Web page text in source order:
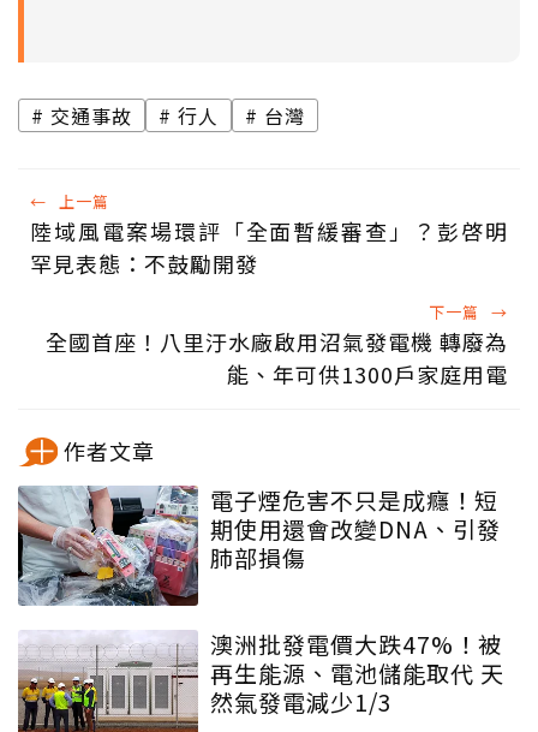
交通事故 行人 台灣
← 上一篇
陸域風電案場環評「全面暫緩審查」？彭啓明
罕見表態：不鼓勵開發
下一篇 →
全國首座！八里汙水廠啟用沼氣發電機 轉廢為
能、年可供1300戶家庭用電
作者文章
電子煙危害不只是成癮！短
期使用還會改變DNA、引發
肺部損傷
澳洲批發電價大跌47%！被
再生能源、電池儲能取代 天
然氣發電減少1/3